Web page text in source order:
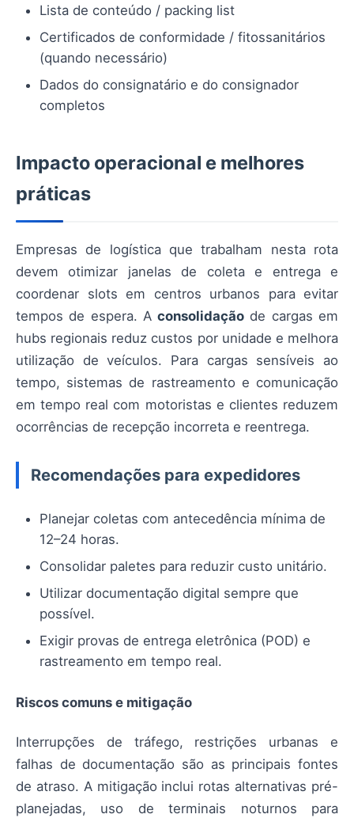
Lista de conteúdo / packing list
Certificados de conformidade / fitossanitários
(quando necessário)
Dados do consignatário e do consignador
completos
Impacto operacional e melhores
práticas
Empresas de logística que trabalham nesta rota
devem otimizar janelas de coleta e entrega e
coordenar slots em centros urbanos para evitar
tempos de espera. Aconsolidação de cargas em
hubs regionais reduz custos por unidade e melhora
utilização de veículos. Para cargas sensíveis ao
tempo, sistemas de rastreamento e comunicação
em tempo real com motoristas e clientes reduzem
ocorrências de recepção incorreta e reentrega.
Recomendações para expedidores
Planejar coletas com antecedência mínima de
12–24 horas.
Consolidar paletes para reduzir custo unitário.
Utilizar documentação digital sempre que
possível.
Exigir provas de entrega eletrônica (POD) e
rastreamento em tempo real.
Riscos comuns e mitigação
Interrupções de tráfego, restrições urbanas e
falhas de documentação são as principais fontes
de atraso. A mitigação inclui rotas alternativas pré-
planejadas, uso de terminais noturnos para